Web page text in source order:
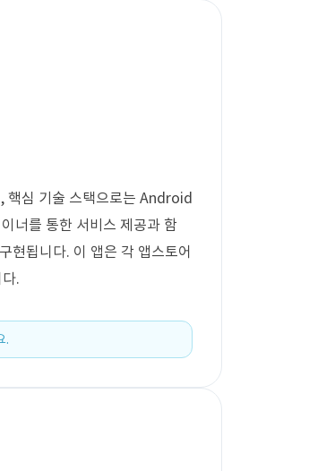
핵심 기술 스택으로는 Android
너를 통한 서비스 제공과 함
됩니다. 이 앱은 각 앱스토어
.
.